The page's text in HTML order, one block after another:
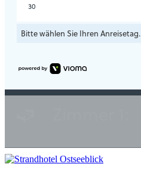
30
Bitte wählen Sie Ihren Anreisetag.